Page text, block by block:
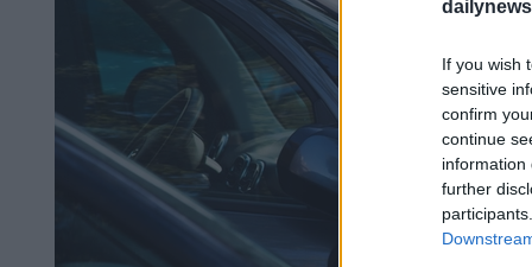
If you wish
sensitive
confirm
continue
information
further